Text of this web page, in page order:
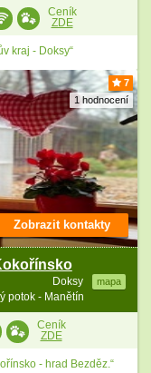
Ceník
ZDE
kraj - Doksy“
7
1 hodnocení
Doksy mapa
potok - Manětín
Zobrazit kontakty
Ceník
ZDE
- hrad Bezděz.“